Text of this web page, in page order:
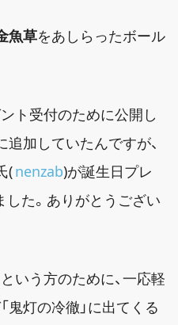
魚草をあしらったボール
ト受付のために公開し
追加していたんですが、
(nenzab)が誕生日プレ
た。ありがとうござい
いう方のために、一応軽
鬼灯の冷徹」に出てくる